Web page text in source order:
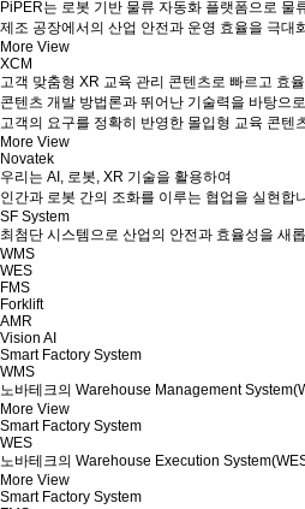
PiPER는 로봇 기반 물류 자동화 플랫폼으로 물
제조 공장에서의 산업 안전과 운영 효율을 극대
More View
XCM
고객 맞춤형 XR 교육 관리 콘텐츠로 빠르고 효
콘텐츠 개발 방법론과 뛰어난 기술력을 바탕으
고객의 요구를 정확히 반영한 몰입형 교육 콘텐
More View
Novatek
우리는 AI, 로봇, XR 기술을 활용하여
인간과 로봇 간의 조화를 이루는 협업을 실현합
SF System
최첨단 시스템으로 산업의 안전과 효율성을 새
WMS
WES
FMS
Forklift
AMR
Vision AI
Smart Factory System
WMS
노바테크의 Warehouse Management
More View
Smart Factory System
WES
노바테크의 Warehouse Execution
More View
Smart Factory System